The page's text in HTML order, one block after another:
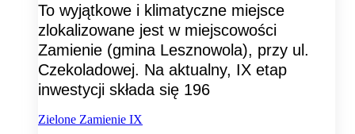
To wyjątkowe i klimatyczne miejsce
zlokalizowane jest w miejscowości
Zamienie (gmina Lesznowola), przy ul.
Czekoladowej. Na aktualny, IX etap
inwestycji składa się 196
Zielone Zamienie IX